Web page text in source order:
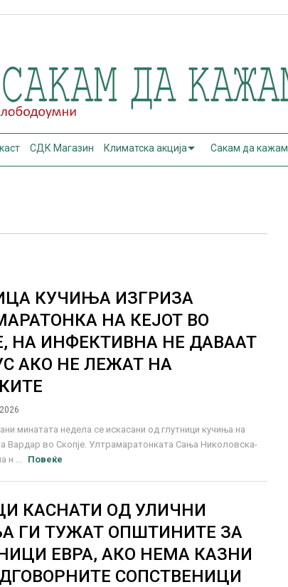
СДК Магазин Климатска акција Сакам да кажам
КУЧИЊА ИЗГРИЗА
НА КЕЈОТ ВО
НА ИНФЕКТИВНА НЕ ДАВААТ
АКО НЕ ЛЕЖАТ НА
минатата недела се искасани од глутници кучиња на
Вардар во Скопје. Ултрамаратонката Сања Николовска-
н ...
Повеќе
КАСНАТИ ОД УЛИЧНИ
ГИ ТУЖАТ ОПШТИНИТЕ ЗА
ЕВРА, АКО НЕМА КАЗНИ
СОПСТВЕНИЦИ